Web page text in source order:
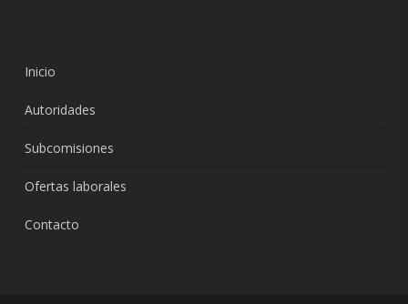
Inicio
Autoridades
Subcomisiones
Ofertas laborales
Contacto